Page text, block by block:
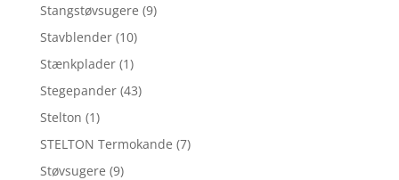
Stangstøvsugere (9)
Stavblender (10)
Stænkplader (1)
Stegepander (43)
Stelton (1)
STELTON Termokande (7)
Støvsugere (9)